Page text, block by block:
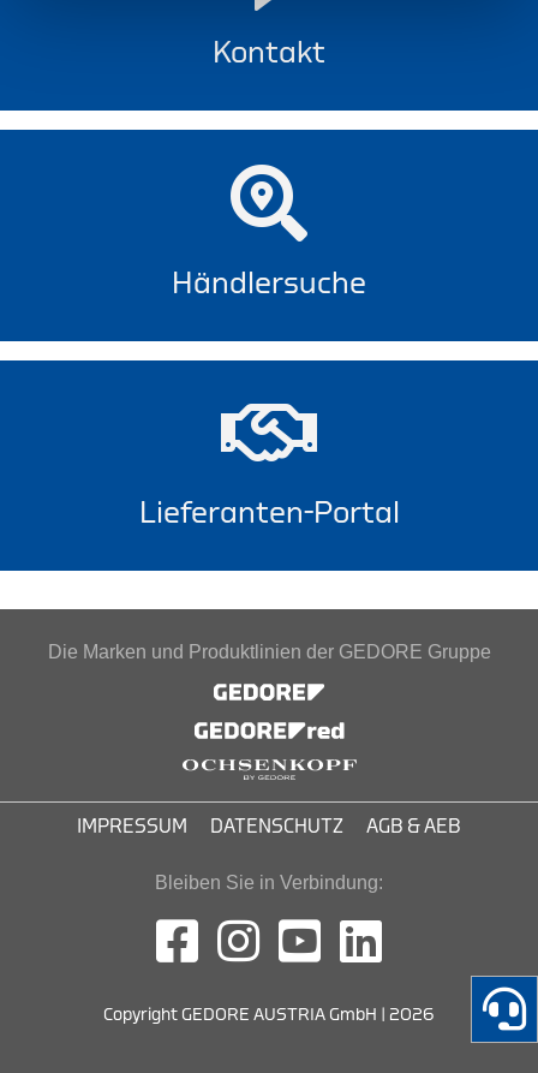
Kontakt
Händlersuche
Lieferanten-Portal
Die Marken und Produktlinien der GEDORE Gruppe
IMPRESSUM DATENSCHUTZ AGB & AEB
Bleiben Sie in Verbindung:
Copyright GEDORE AUSTRIA GmbH | 2026